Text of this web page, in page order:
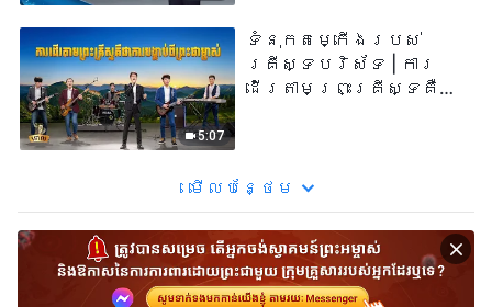
5:07
ទំនុកតម្កើង​របស់​
គ្រីស្ទបរិស័ទ​ | ការ
ដើរតាមព្រះគ្រីស្ទគឺជា
មើល​​បន្ថែម​